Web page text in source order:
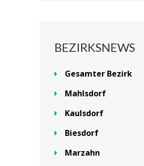
BEZIRKSNEWS
Gesamter Bezirk
Mahlsdorf
Kaulsdorf
Biesdorf
Marzahn